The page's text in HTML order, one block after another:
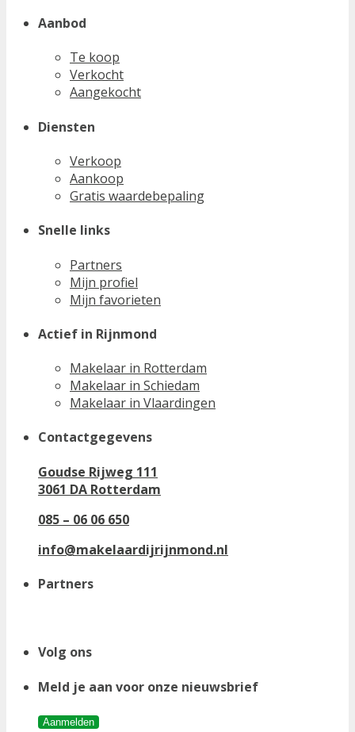
Aanbod
Te koop
Verkocht
Aangekocht
Diensten
Verkoop
Aankoop
Gratis waardebepaling
Snelle links
Partners
Mijn profiel
Mijn favorieten
Actief in Rijnmond
Makelaar in Rotterdam
Makelaar in Schiedam
Makelaar in Vlaardingen
Contactgegevens
Goudse Rijweg 111
3061 DA Rotterdam
085 – 06 06 650
info@makelaardijrijnmond.nl
Partners
Volg ons
Meld je aan voor onze nieuwsbrief
Aanmelden